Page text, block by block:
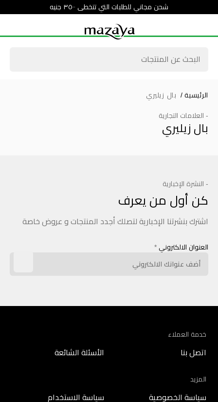
شحن مجاني للطلبات التي تتخطى ٣٥٠٠ جنيه
الرئيسية / بال زيليري
- العلامات التجارية
بال زيليري
- النشرة الإخبارية
كن أول من يعرف
اشترك بنشرتنا الإخبارية لتصلك أجدد المنتجات و عروض خاصة
العنوان الالكتروني *
خدمة العملاء
اتصل بنا الأسئلة الشائعة
المزيد
سياسة الخصوصية سياسة الاستخدام